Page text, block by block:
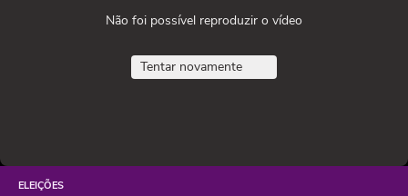
Não foi possível reproduzir o vídeo
Tentar novamente
ELEIÇÕES